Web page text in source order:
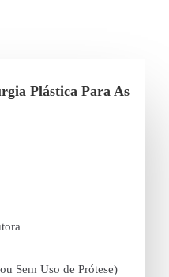
Plástica Para As
Sem Uso de Prótese)